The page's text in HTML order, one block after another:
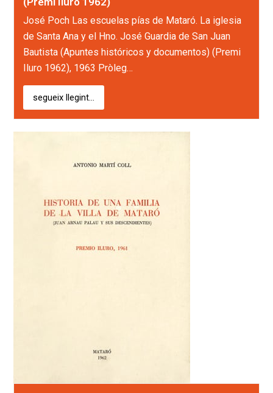
José Poch Las escuelas pías de Mataró. La iglesia
de Santa Ana y el Hno. José Guardia de San Juan
Bautista (Apuntes históricos y documentos) (Premi
Iluro 1962), 1963 Pròleg…
segueix llegint...